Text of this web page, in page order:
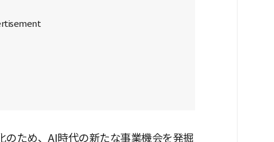
のため、AI時代の新たな事業機会を発掘